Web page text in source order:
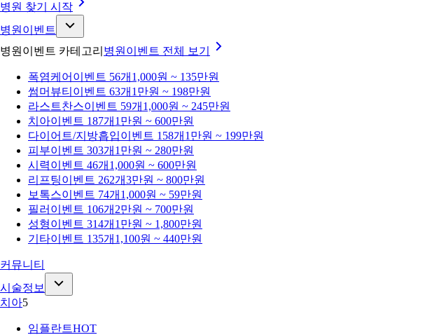
병원 찾기 시작
병원이벤트
병원이벤트 카테고리 병원이벤트 전체 보기
폭염케어 이벤트 56개 1,000원 ~ 135만원
썸머뷰티 이벤트 63개 1만원 ~ 198만원
라스트찬스이벤트 59개 1,000원 ~ 245만원
치아이벤트 187개 1만원 ~ 600만원
다이어트/지방흡입이벤트 158개 1만원 ~ 199만원
피부이벤트 303개 1만원 ~ 280만원
시력이벤트 46개 1,000원 ~ 600만원
리프팅이벤트 262개3만원 ~ 800만원
보톡스이벤트 74개 1,000원 ~ 59만원
필러 이벤트 106개 2만원 ~ 700만원
성형이벤트 314개 1만원 ~ 1,800만원
기타이벤트 135개 1,100원 ~ 440만원
커뮤니티
시술정보
치아5
임플란트HOT